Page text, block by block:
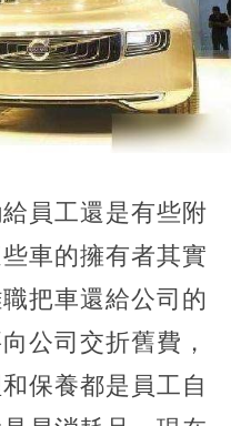
員工還是有些附
車的擁有者其實
把車還給公司的
公司交折舊費，
保養都是員工自